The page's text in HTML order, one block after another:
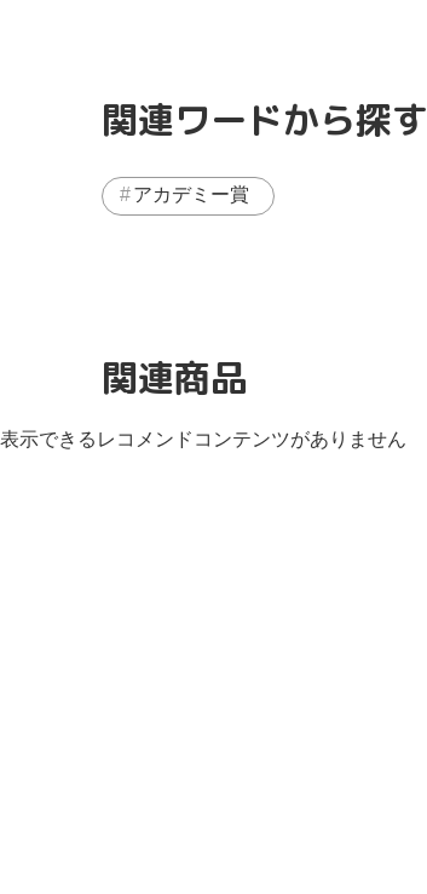
関連ワードから探す
アカデミー賞
関連商品
表示できるレコメンドコンテンツがありません